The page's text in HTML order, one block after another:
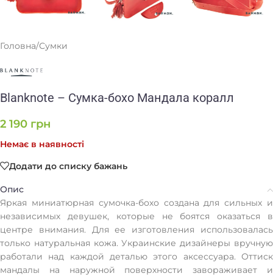
Головна/Сумки
Blanknote – Сумка-бохо Мандала коралл
2 190 грн
Немає в наявності
Додати до списку бажань
Опис
Яркая миниатюрная сумочка-бохо создана для сильных и
независимых девушек, которые не боятся оказаться в
центре внимания. Для ее изготовления использовалась
только натуральная кожа. Украинские дизайнеры вручную
работали над каждой деталью этого аксессуара. Оттиск
мандалы на наружной поверхности завораживает и